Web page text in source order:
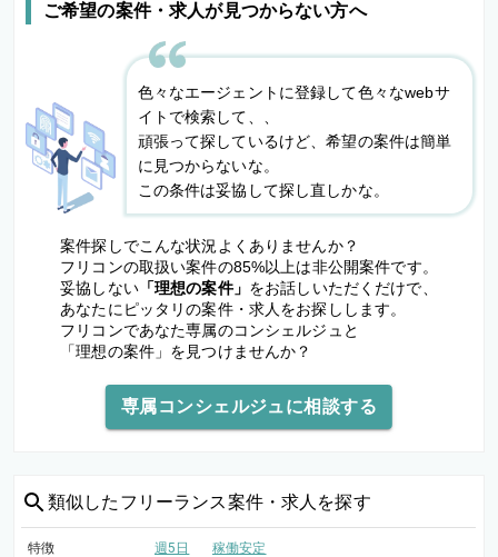
ご希望の案件・求人が見つからない方へ
色々なエージェントに登録して色々なwebサ
イトで検索して、、
頑張って探しているけど、希望の案件は簡単
に見つからないな。
この条件は妥協して探し直しかな。
案件探しでこんな状況よくありませんか？
フリコンの取扱い案件の85%以上は非公開案件です。
妥協しない「理想の案件」 をお話しいただくだけで、
あなたにピッタリの案件・求人をお探しします。
フリコンであなた専属のコンシェルジュと
「理想の案件」を見つけませんか？
専属コンシェルジュに相談する
類似した フリーランス案件・求人を探す
特徴 週5日 稼働安定